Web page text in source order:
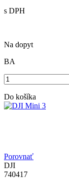
s DPH
Na dopyt
BA
Do košíka
Porovnať
DJI
740417